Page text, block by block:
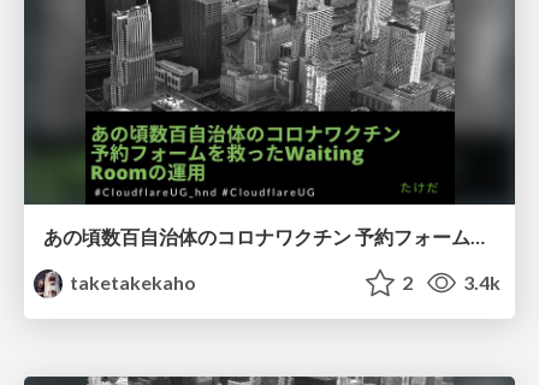
あの頃数百自治体のコロナワクチン 予約フォームを救ったWaiting Roomの運用
taketakekaho
2 3.4k